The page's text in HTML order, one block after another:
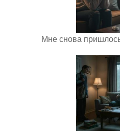
Мне снова